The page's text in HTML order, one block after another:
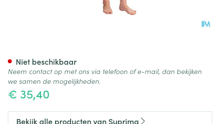
€ 35,40
Niet beschikbaar
Neem contact op met ons via telefoon of e-mail, dan bekijken
we samen de mogelijkheden.
Bekijk alle producten van Suprima